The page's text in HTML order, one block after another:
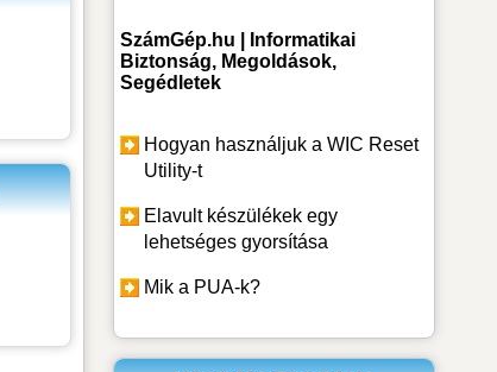
SzámGép.hu | Informatikai
Biztonság, Megoldások,
Segédletek
Hogyan használjuk a WIC Reset
Utility-t
Elavult készülékek egy
lehetséges gyorsítása
Mik a PUA-k?